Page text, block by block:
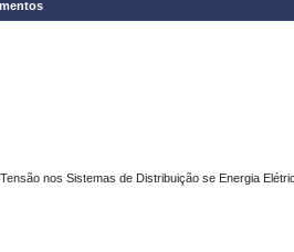
nos Sistemas de Distribuição se Energia